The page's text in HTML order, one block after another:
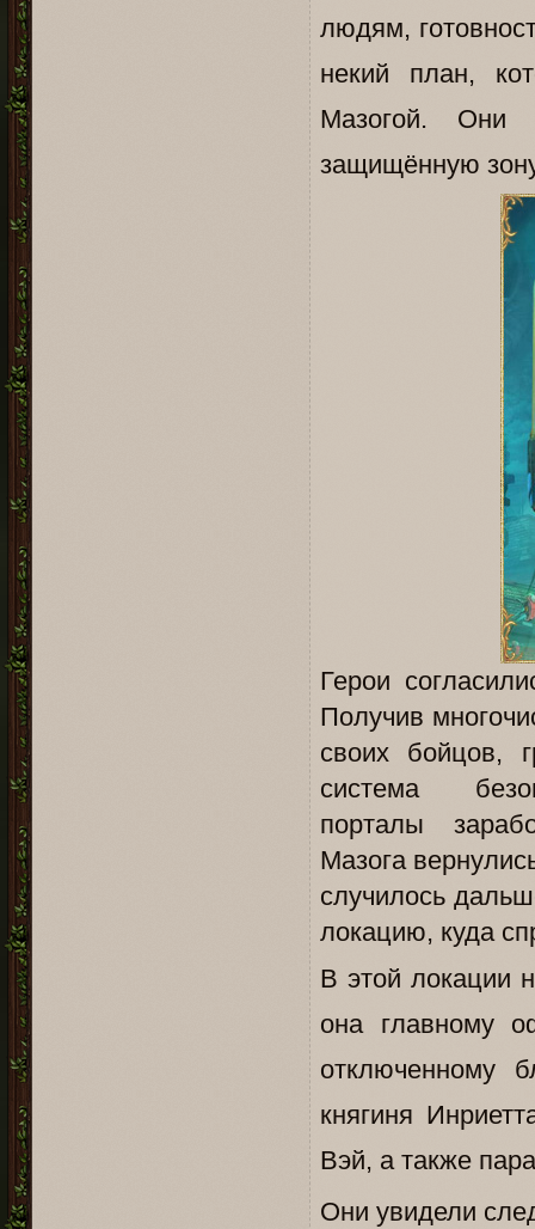
людям,
некий план,
Мазогой. Они
защищённую
Герои
Получив
своих бойцов,
система
порталы
Мазога
случилось
локацию, куда
В этой локации
она главному
отключенному
княгиня
Вэй, а также
Они увидели